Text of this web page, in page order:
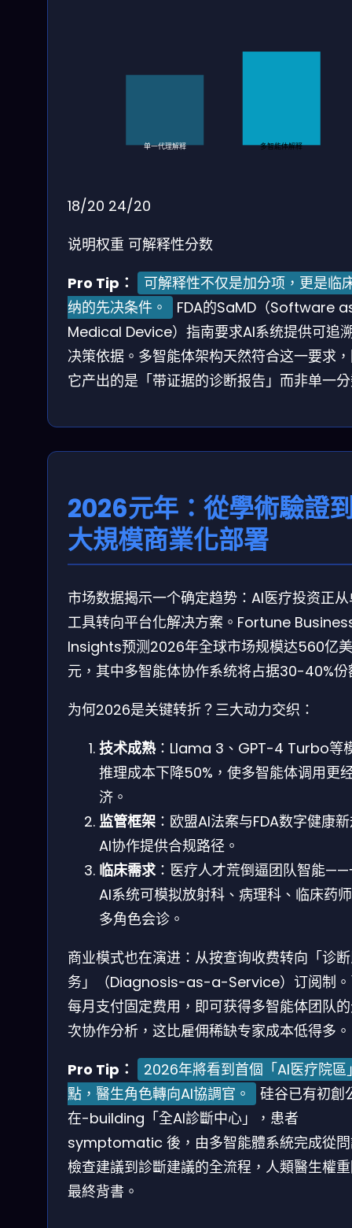
单一代理解释 多智能体解释
18/20 24/20
说明权重 可解释性分数
Pro Tip：
可解释性不仅是加分项，更是临
纳的先决条件。
FDA的SaMD（Software
Medical Device）指南要求AI系统提供可追
决策依据。多智能体架构天然符合这一要求
它产出的是「带证据的诊断报告」而非单一
2026元年：從學術驗證
大規模商業化部署
市场数据揭示一个确定趋势：AI医疗投资正
工具转向平台化解决方案。Fortune
Insights预测2026年全球市场规模达560亿美
元，其中多智能体协作系统将占据30-40%份
为何2026是关键转折？三大动力交织：
技术成熟：Llama 3、GPT-4 Turbo等
推理成本下降50%，使多智能体调用更
济。
监管框架 ：欧盟AI法案与FDA数字健康
AI协作提供合规路径。
临床需求：医疗人才荒倒逼团队智能——
AI系统可模拟放射科、病理科、临床药
多角色会诊。
商业模式也在演进：从按查询收费转向「诊
务」（Diagnosis-as-a-Service）订阅制
每月支付固定费用，即可获得多智能体团队
次协作分析，这比雇佣稀缺专家成本低得多。
Pro Tip：
2026年將看到首個「AI医疗院區
點，醫生角色轉向AI協調官。
硅谷已有初創
在-building「全AI診斷中心」，患者
symptomatic 後，由多智能體系統完成從
檢查建議到診斷建議的全流程，人類醫生權
最終背書。